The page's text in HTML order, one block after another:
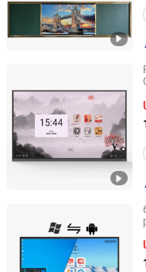
Dongguan Ikinor
Guangdong, China
Dongguan Modix
Guangdong, China